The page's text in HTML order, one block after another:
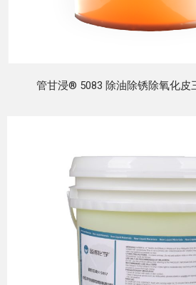
管甘浸® 5083 除油除锈除氧化皮